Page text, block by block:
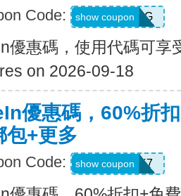
Code: 9N6U25G
show coupon
優惠碼，使用代碼可享
on 2026-09-18
優惠碼，60%折
包+更多
Code: HBPK7
show coupon